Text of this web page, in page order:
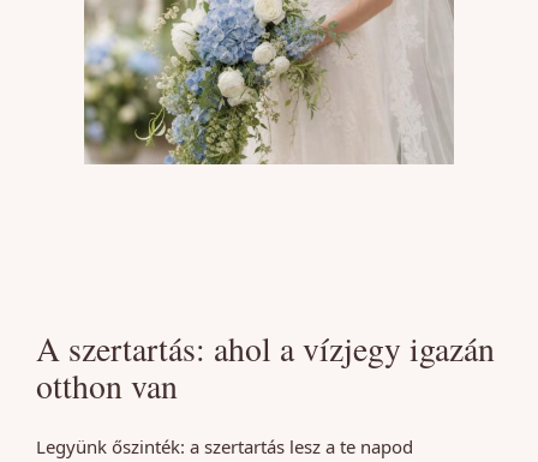
A szertartás: ahol a vízjegy igazán
otthon van
Legyünk őszinték: a szertartás lesz a te napod